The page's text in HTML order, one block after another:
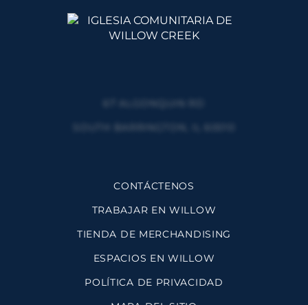
CONTÁCTENOS
TRABAJAR EN WILLOW
TIENDA DE MERCHANDISING
ESPACIOS EN WILLOW
POLÍTICA DE PRIVACIDAD